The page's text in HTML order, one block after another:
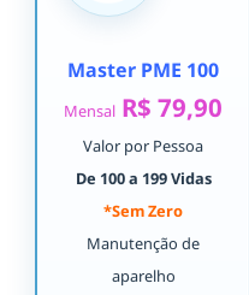
Master PME 100
Mensal R$ 79,90
Valor por Pessoa
De 100 a 199 Vidas
*Sem Zero
Manutenção de
aparelho